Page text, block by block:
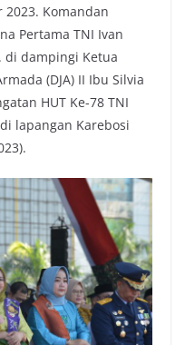
2023. Komandan
Pertama TNI Ivan
di dampingi Ketua
(DJA) II Ibu Silvia
HUT Ke-78 TNI
lapangan Karebosi